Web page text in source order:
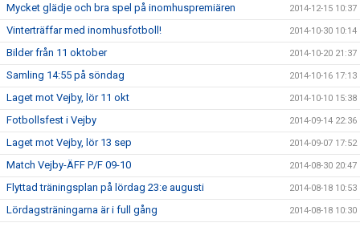
Mycket glädje och bra spel på inomhuspremiären 2014-12-15 10:37
Vinterträffar med inomhusfotboll! 2014-10-30 10:14
Bilder från 11 oktober 2014-10-20 21:37
Samling 14:55 på söndag 2014-10-16 17:13
Laget mot Vejby, lör 11 okt 2014-10-10 15:38
Fotbollsfest i Vejby 2014-09-14 22:36
Laget mot Vejby, lör 13 sep 2014-09-07 17:52
Match Vejby-ÄFF P/F 09-10 2014-08-30 20:47
Flyttad träningsplan på lördag 23:e augusti 2014-08-18 10:53
Lördagsträningarna är i full gång 2014-08-18 10:30